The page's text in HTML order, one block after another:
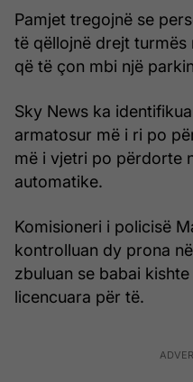
Pamjet tregojnë se
të qëllojnë drejt turmës
që të çon mbi një
Sky News ka
armatosur më i ri po
më i vjetri po përdorte
automatike.
Komisioneri i policisë
kontrolluan dy prona
zbuluan se babai
licencuara për të.